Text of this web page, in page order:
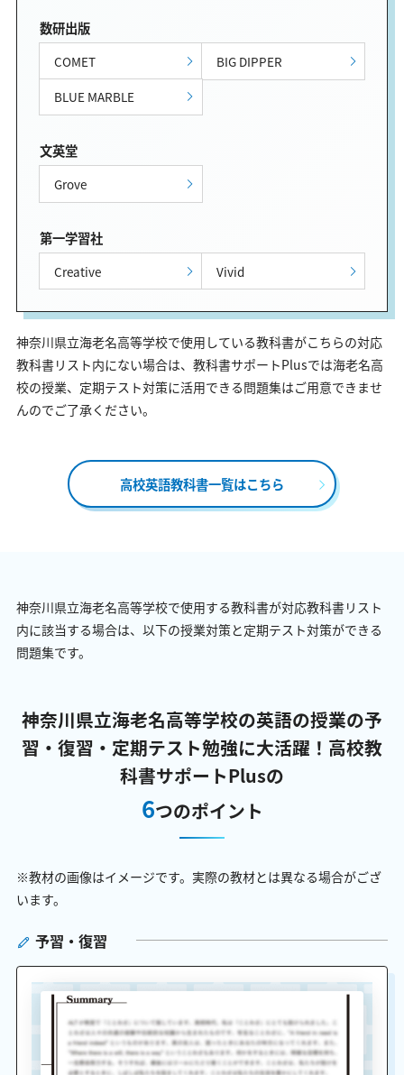
数研出版
COMET
BIG DIPPER
BLUE MARBLE
文英堂
Grove
第一学習社
Creative Vivid
神奈川県立海老名高等学校で使用している教科書がこちらの対応
教科書リスト内にない場合は、教科書サポートPlusでは海老名高
校の授業、定期テスト対策に活用できる問題集はご用意できませ
んのでご了承ください。
高校英語教科書一覧はこちら
神奈川県立海老名高等学校で使用する教科書が対応教科書リスト
内に該当する場合は、以下の授業対策と定期テスト対策ができる
問題集です。
神奈川県立海老名高等学校の英語の授業の予
習・復習・定期テスト勉強に大活躍！ 高校教
科書サポートPlusの
6つのポイント
※教材の画像はイメージです。実際の教材とは異なる場合がござ
います。
予習・復習